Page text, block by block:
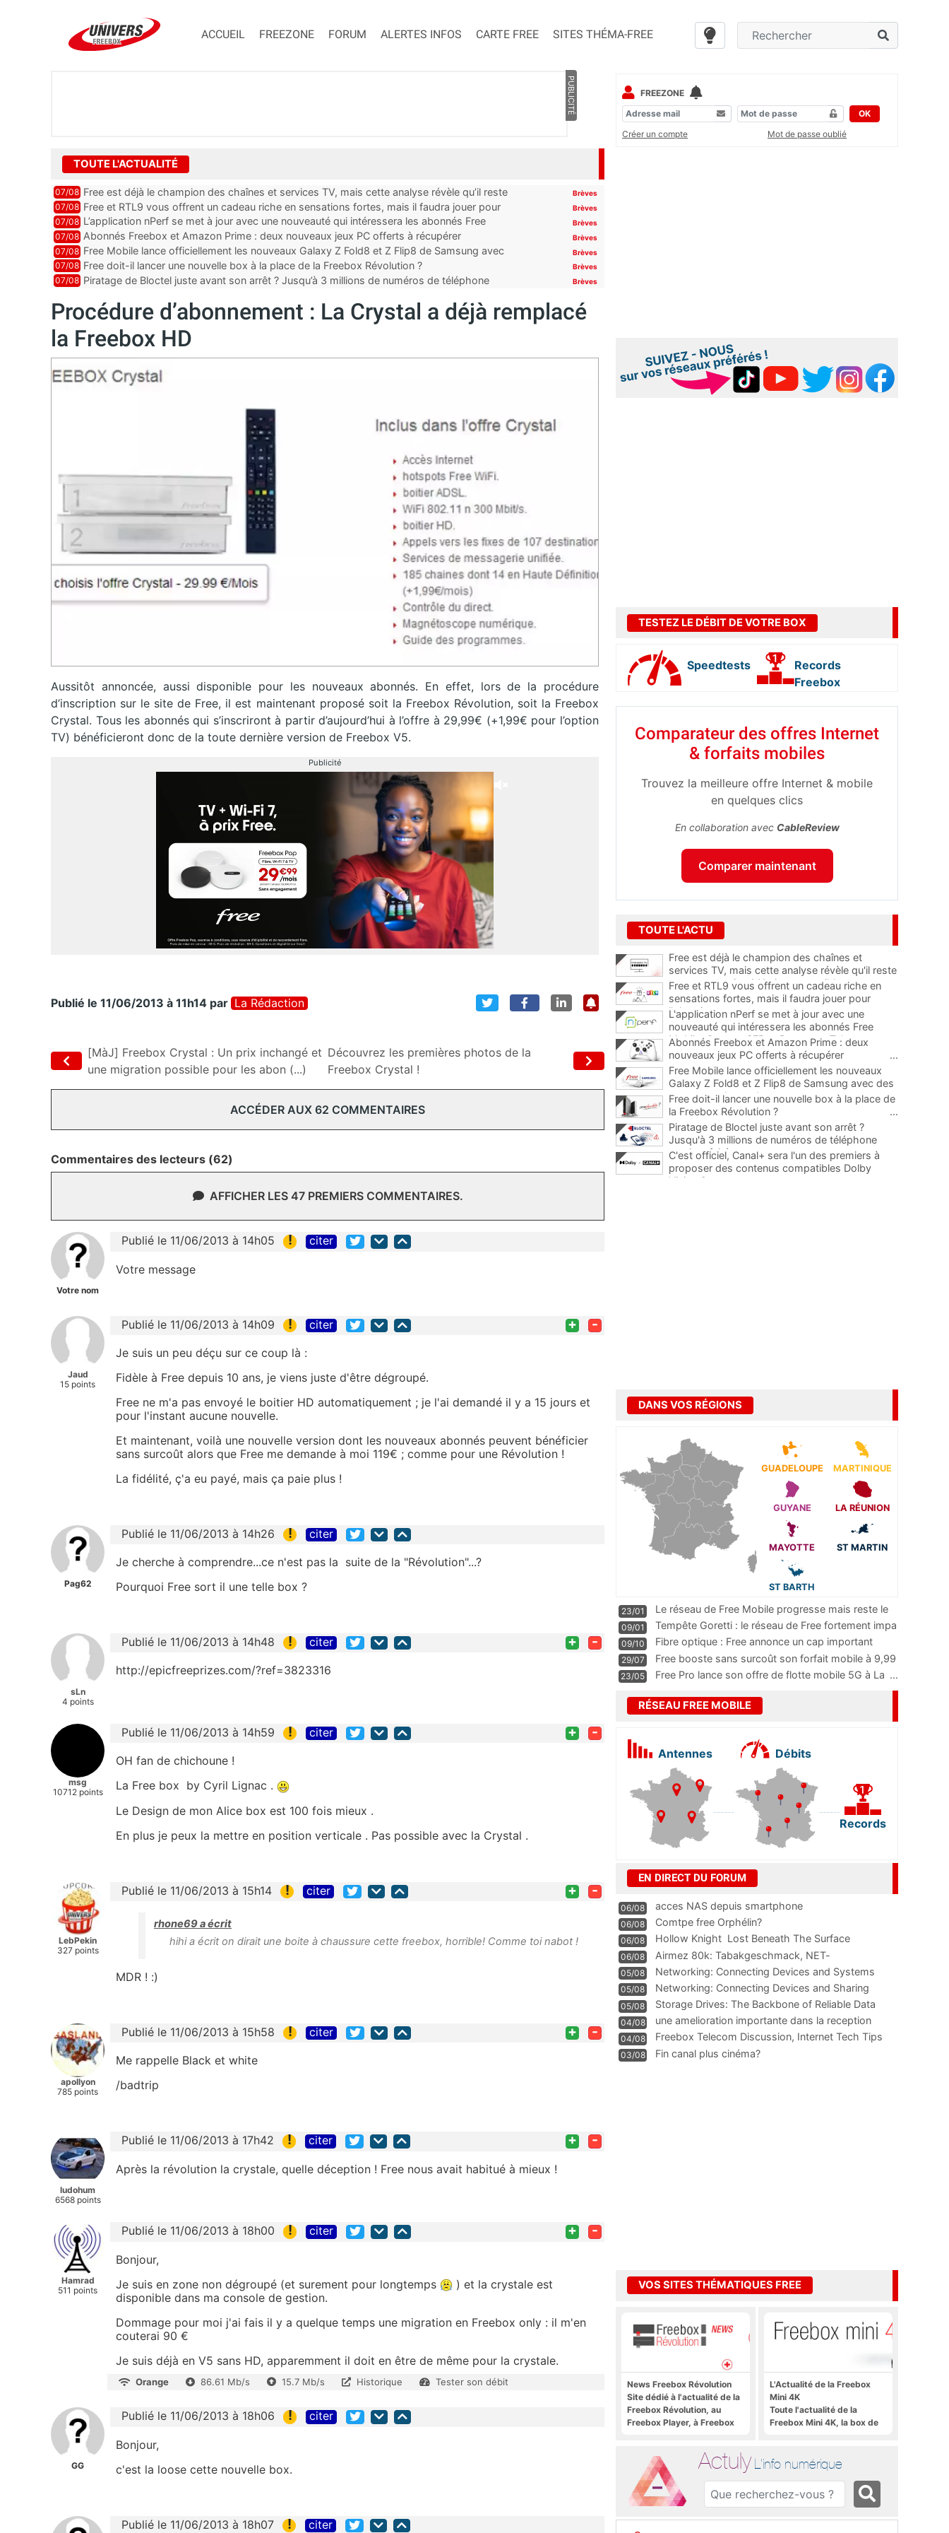
ACCUEIL FREEZONE FORUM ALERTES INFOS CARTE FREE SITES THÉMA-FREE
PUBLICITÉ
TOUTE L'ACTUALITÉ
07/08 Free est déjà le champion des chaînes et services TV, mais cette analyse révèle qu’il reste
encore au moin...
Brèves
07/08 Free et RTL9 vous offrent un cadeau riche en sensations fortes, mais il faudra jouer pour
l’obtenir
Brèves
07/08 L’application nPerf se met à jour avec une nouveauté qui intéressera les abonnés Free
Mobile, Orange, SFR ...
Brèves
07/08 Abonnés Freebox et Amazon Prime : deux nouveaux jeux PC offerts à récupérer Brèves
07/08 Free Mobile lance officiellement les nouveaux Galaxy Z Fold8 et Z Flip8 de Samsung avec
des promos et des cadeaux
Brèves
07/08 Free doit-il lancer une nouvelle box à la place de la Freebox Révolution ? Brèves
07/08 Piratage de Bloctel juste avant son arrêt ? Jusqu’à 3 millions de numéros de téléphone
Brèves
Procédure d’abonnement : La Crystal a déjà remplacé
la Freebox HD
Aussitôt annoncée, aussi disponible pour les nouveaux abonnés. En effet, lors de la procédure
d’inscription sur le site de Free, il est maintenant proposé soit la Freebox Révolution, soit la Freebox
Crystal. Tous les abonnés qui s’inscriront à partir d’aujourd’hui à l’offre à 29,99€ (+1,99€ pour l’option
TV) bénéficieront donc de la toute dernière version de Freebox V5.
Publicité
Publié le 11/06/2013 à 11h14 par La Rédaction
[MàJ] Freebox Crystal : Un prix inchangé et
une migration possible pour les abon (...)
Découvrez les premières photos de la
Freebox Crystal !
ACCÉDER AUX 62 COMMENTAIRES
Commentaires des lecteurs (62)
AFFICHER LES 47 PREMIERS COMMENTAIRES.
Votre nom
Publié le 11/06/2013 à 14h05 ! citer
Votre message
Jaud
15 points
Publié le 11/06/2013 à 14h09 ! citer + -
Je suis un peu déçu sur ce coup là :
Fidèle à Free depuis 10 ans, je viens juste d'être dégroupé.
Free ne m'a pas envoyé le boitier HD automatiquement ; je l'ai demandé il y a 15 jours et
pour l'instant aucune nouvelle.
Et maintenant, voilà une nouvelle version dont les nouveaux abonnés peuvent bénéficier
sans surcoût alors que Free me demande à moi 119€ ; comme pour une Révolution !
La fidélité, ç'a eu payé, mais ça paie plus !
Pag62
Publié le 11/06/2013 à 14h26 ! citer
Je cherche à comprendre...ce n'est pas la suite de la "Révolution"...?
Pourquoi Free sort il une telle box ?
sLn
4 points
Publié le 11/06/2013 à 14h48 ! citer + -
http://epicfreeprizes.com/?ref=3823316
msg
10712 points
Publié le 11/06/2013 à 14h59 ! citer + -
OH fan de chichoune !
La Free box by Cyril Lignac .
Le Design de mon Alice box est 100 fois mieux .
En plus je peux la mettre en position verticale . Pas possible avec la Crystal .
LebPekin
327 points
Publié le 11/06/2013 à 15h14 ! citer + -
rhone69 a écrit
hihi a écrit on dirait une boite à chaussure cette freebox, horrible! Comme toi nabot !
MDR ! :)
apollyon
785 points
Publié le 11/06/2013 à 15h58 ! citer + -
Me rappelle Black et white
/badtrip
ludohum
6568 points
Publié le 11/06/2013 à 17h42 ! citer + -
Après la révolution la crystale, quelle déception ! Free nous avait habitué à mieux !
Hamrad
511 points
Publié le 11/06/2013 à 18h00 ! citer + -
Bonjour,
Je suis en zone non dégroupé (et surement pour longtemps
) et la crystale est
disponible dans ma console de gestion.
Dommage pour moi j'ai fais il y a quelque temps une migration en Freebox only : il m'en
couterai 90 €
Je suis déjà en V5 sans HD, apparemment il doit en être de même pour la crystale.
Orange 86.61 Mb/s 15.7 Mb/s Historique Tester son débit
GG
Publié le 11/06/2013 à 18h06 ! citer
Bonjour,
c'est la loose cette nouvelle box.
Publié le 11/06/2013 à 18h07 ! citer
FREEZONE
OK
Créer un compte
Mot de passe oublié
TESTEZ LE DÉBIT DE VOTRE BOX
Speedtests
Records
Freebox
Comparateur des offres Internet
& forfaits mobiles
Trouvez la meilleure offre Internet & mobile
en quelques clics
En collaboration avec CableReview
Comparer maintenant
TOUTE L'ACTU
Free est déjà le champion des chaînes et
services TV, mais cette analyse révèle qu'il reste
encore au moins 141 ajouts possibles
Free et RTL9 vous offrent un cadeau riche en
sensations fortes, mais il faudra jouer pour
l'obtenir
L'application nPerf se met à jour avec une
nouveauté qui intéressera les abonnés Free
Mobile, Orange, SFR et Bouygues Telecom
Abonnés Freebox et Amazon Prime : deux
nouveaux jeux PC offerts à récupérer
...
Free Mobile lance officiellement les nouveaux
Galaxy Z Fold8 et Z Flip8 de Samsung avec des
promos et des cadeaux
...
Free doit-il lancer une nouvelle box à la place de
la Freebox Révolution ?
...
Piratage de Bloctel juste avant son arrêt ?
Jusqu'à 3 millions de numéros de téléphone
auraient fuité
C'est officiel, Canal+ sera l'un des premiers à
proposer des contenus compatibles Dolby
Vision 2
DANS VOS RÉGIONS
GUADELOUPE MARTINIQUE
GUYANE LA RÉUNION
MAYOTTE ST MARTIN
ST BARTH
23/01
Le réseau de Free Mobile progresse mais reste le
m
...
09/01
Tempête Goretti : le réseau de Free fortement impa
09/10
Fibre optique : Free annonce un cap important
pass
...
29/07
Free booste sans surcoût son forfait mobile à 9,99
23/05 Free Pro lance son offre de flotte mobile 5G à La ...
RÉSEAU FREE MOBILE
Antennes Débits
Records
EN DIRECT DU FORUM
06/08 acces NAS depuis smartphone
06/08 Comtpe free Orphélin?
06/08 Hollow Knight  Lost Beneath The Surface
06/08
Airmez 80k: Tabakgeschmack, NET-
Technologie und Leistung im
05/08 Networking: Connecting Devices and Systems
05/08
Networking: Connecting Devices and Sharing
Information
05/08
Storage Drives: The Backbone of Reliable Data
Management
04/08
une amelioration importante dans la reception
WIFI
04/08
Freebox Telecom Discussion, Internet Tech Tips
Communi
03/08 Fin canal plus cinéma?
VOS SITES THÉMATIQUES FREE
News Freebox Révolution
Site dédié à l'actualité de la
Freebox Révolution, au
Freebox Player, à Freebox
L'Actualité de la Freebox
Mini 4K
Toute l'actualité de la
Freebox Mini 4K, la box de
Actuly L'info numérique